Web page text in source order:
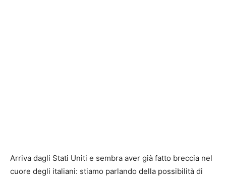
Arriva dagli Stati Uniti e sembra aver già fatto breccia nel
cuore degli italiani: stiamo parlando della possibilità di